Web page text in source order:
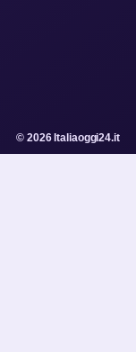
© 2026 Italiaoggi24.it